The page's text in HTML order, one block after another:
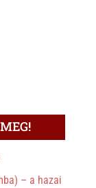
– a hazai